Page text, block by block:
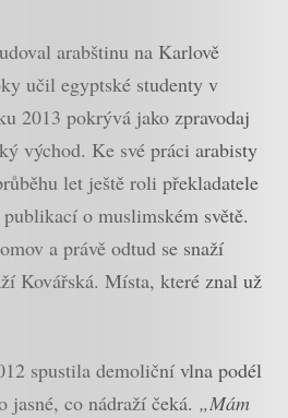
arabštinu na Karlově
učil egyptské studenty v
2013 pokrývá jako zpravodaj
východ. Ke své práci arabisty
let ještě roli překladatele
o muslimském světě.
a právě odtud se snaží
Kovářská. Místa, které znal už
spustila demoliční vlna podél
jasné, co nádraží čeká. „Mám